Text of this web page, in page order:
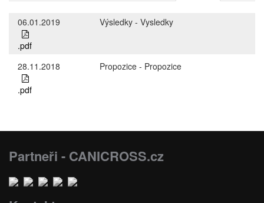
06.01.2019
Výsledky - Vysledky
.pdf
28.11.2018
Propozice - Propozice
.pdf
Partneři - CANICROSS.cz